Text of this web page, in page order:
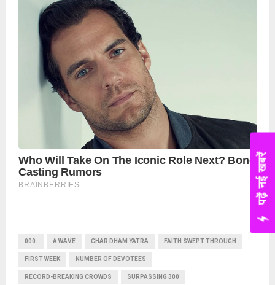
000. A WAVE CHAR DHAM YATRA FAITH SWEPT THROUGH
FIRST WEEK NUMBER OF DEVOTEES
RECORD-BREAKING CROWDS SURPASSING 300
पढ़ें नई खबरें